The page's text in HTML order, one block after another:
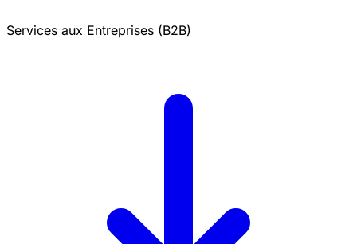
Services aux Entreprises (B2B)